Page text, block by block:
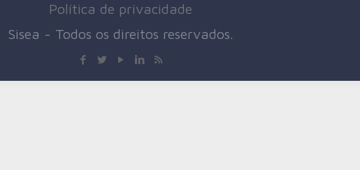
Política de privacidade
Sisea - Todos os direitos reservados.